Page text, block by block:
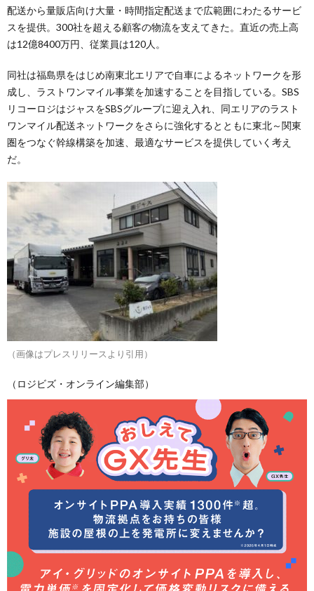
配送から量販店向け大量・時間指定配送まで広範囲にわたるサービ
スを提供。300社を超える顧客の物流を支えてきた。直近の売上高
は12億8400万円、従業員は120人。
同社は福島県をはじめ南東北エリアで自車によるネットワークを形
成し、ラストワンマイル事業を加速することを目指している。SBS
リコーロジはジャスをSBSグループに迎え入れ、同エリアのラスト
ワンマイル配送ネットワークをさらに強化するとともに東北～関東
圏をつなぐ幹線構築を加速、最適なサービスを提供していく考え
だ。
（画像はプレスリリースより引用）
（ロジビズ・オンライン編集部）